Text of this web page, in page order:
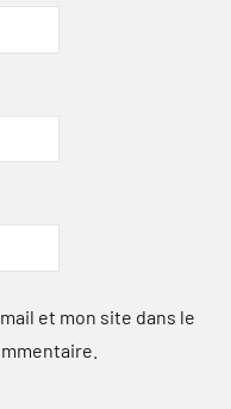
et mon site dans le